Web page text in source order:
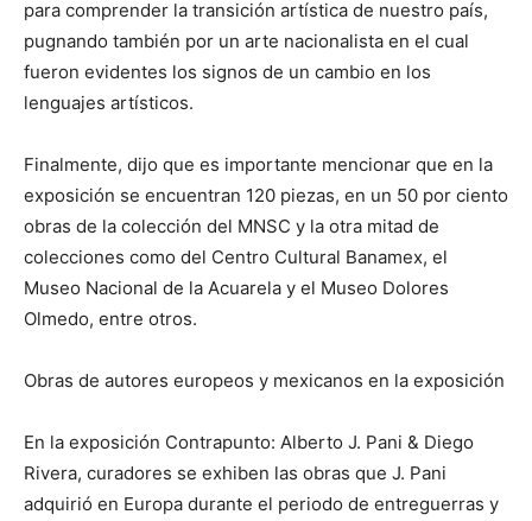
para comprender la transición artística de nuestro país,
pugnando también por un arte nacionalista en el cual
fueron evidentes los signos de un cambio en los
lenguajes artísticos.
Finalmente, dijo que es importante mencionar que en la
exposición se encuentran 120 piezas, en un 50 por ciento
obras de la colección del MNSC y la otra mitad de
colecciones como del Centro Cultural Banamex, el
Museo Nacional de la Acuarela y el Museo Dolores
Olmedo, entre otros.
Obras de autores europeos y mexicanos en la exposición
En la exposición Contrapunto: Alberto J. Pani & Diego
Rivera, curadores se exhiben las obras que J. Pani
adquirió en Europa durante el periodo de entreguerras y